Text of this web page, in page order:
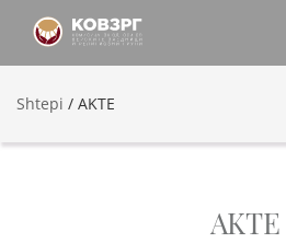
Shtepi / AKTE
AKTE